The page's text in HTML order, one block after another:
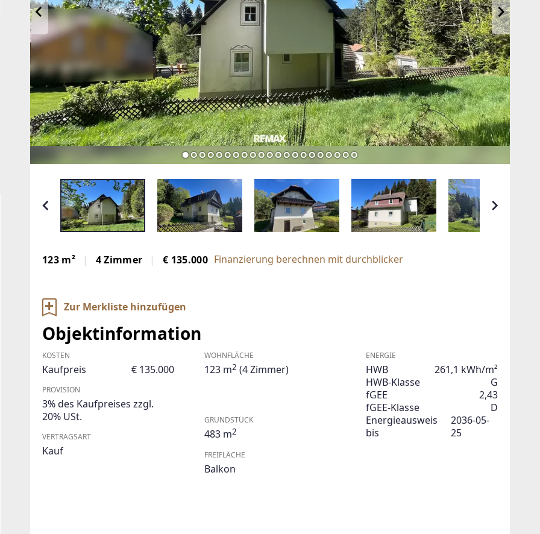
123 m² 4 Zimmer € 135.000 Finanzierung berechnen mit durchblicker
Zur Merkliste hinzufügen
Objektinformation
KOSTEN
Kaufpreis € 135.000
PROVISION
3% des Kaufpreises zzgl.
20% USt.
VERTRAGSART
Kauf
WOHNFLÄCHE
123 m2 (4 Zimmer)
GRUNDSTÜCK
483 m2
FREIFLÄCHE
Balkon
ENERGIE
HWB
261,1 kWh/m²
HWB-Klasse
G
fGEE
2,43
fGEE-Klasse
D
Energieausweis
bis
2036-05-
25